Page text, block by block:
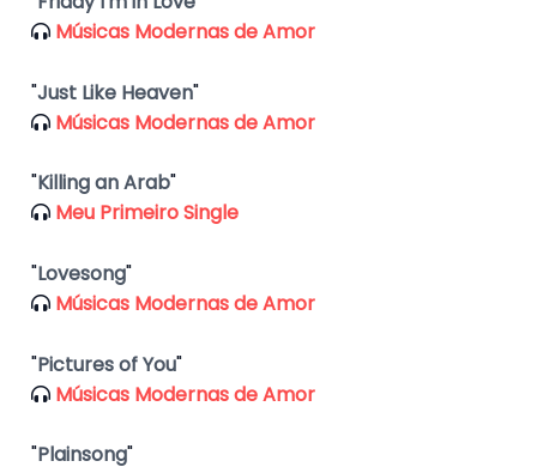
Músicas Modernas de Amor
"Just Like Heaven"
Músicas Modernas de Amor
"Killing an Arab"
Meu Primeiro Single
"Lovesong"
Músicas Modernas de Amor
"Pictures of You"
Músicas Modernas de Amor
"Plainsong"